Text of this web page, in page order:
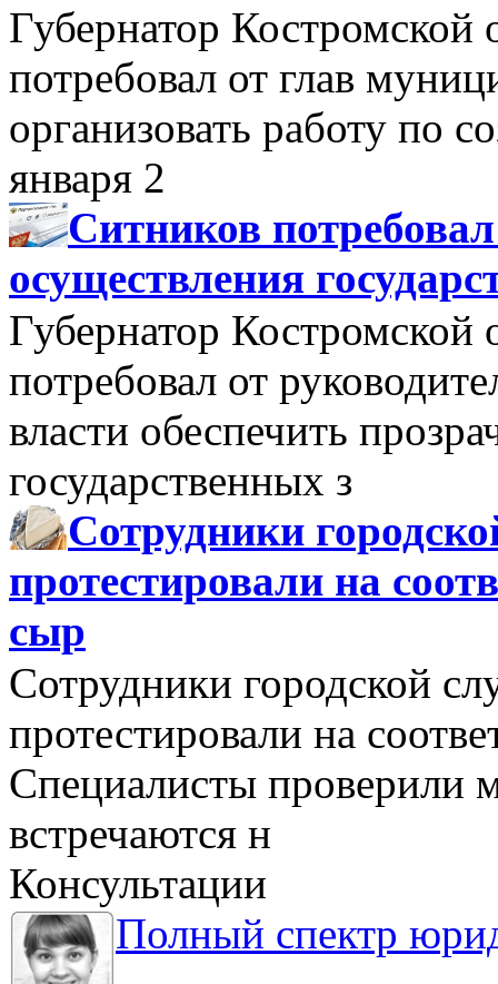
Губернатор Костромской
потребовал от глав
организовать работу по
января 2
Ситников
осуществления
Губернатор Костромской
потребовал от
власти обеспечить
государственных з
Сотрудники
протестировали на
сыр
Сотрудники городской
протестировали на
Специалисты проверили
встречаются н
Консультации
Полный спектр